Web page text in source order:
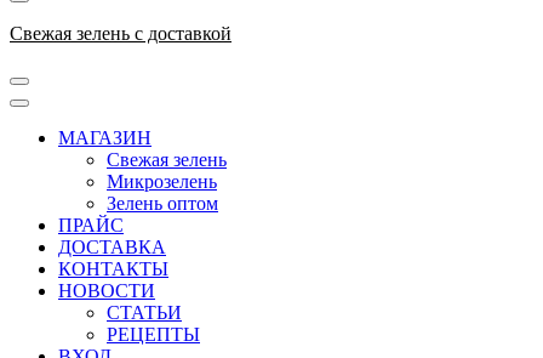
Свежая зелень с доставкой
МАГАЗИН
Свежая зелень
Микрозелень
Зелень оптом
ПРАЙС
ДОСТАВКА
КОНТАКТЫ
НОВОСТИ
СТАТЬИ
РЕЦЕПТЫ